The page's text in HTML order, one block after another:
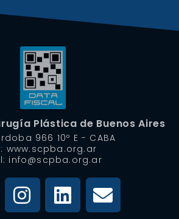
Plástica de Buenos Aires
966 10º E - CABA
www.scpba.org.ar
info@scpba.org.ar